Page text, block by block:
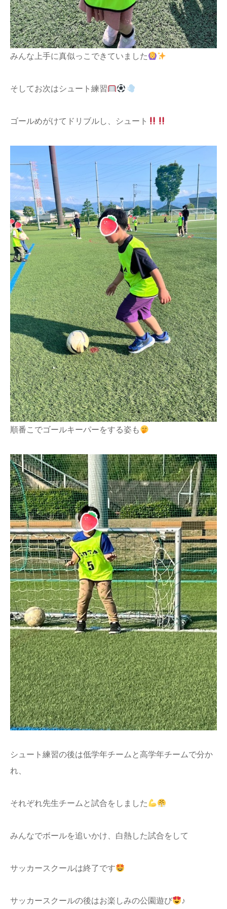
みんな上手に真似っこできていました
そしてお次はシュート練習
ゴールめがけてドリブルし、シュート
順番こでゴールキーパーをする姿も
シュート練習の後は低学年チームと高学年チームで分か
れ、
それぞれ先生チームと試合をしました
みんなでボールを追いかけ、白熱した試合をして
サッカースクールは終了です
サッカースクールの後はお楽しみの公園遊び ♪